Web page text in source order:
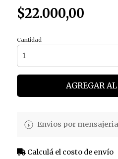
$22.000,00
Cantidad
AGREGAR
Envios por
Calculá el costo de envío